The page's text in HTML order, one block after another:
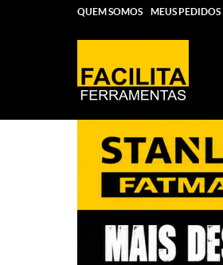
QUEM SOMOS MEUS PEDIDOS